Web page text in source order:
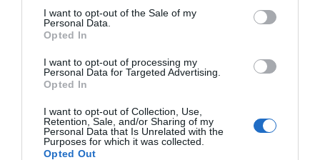
consent section.
I want to opt-out of the Sale of my
Personal Data.
Opted In
I want to opt-out of processing my
Personal Data for Targeted Advertising.
Opted In
I want to opt-out of Collection, Use,
Retention, Sale, and/or Sharing of my
Personal Data that Is Unrelated with the
Purposes for which it was collected.
Opted Out
Ψηφοφορία: . Από 299 ψήφους.
ΔΕΥΤΕΡΑ – ΡΕΜΟΣ ΑΝΤΩΝΗΣ